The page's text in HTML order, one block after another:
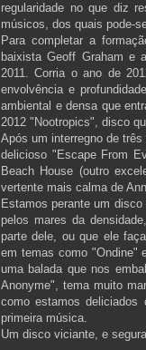
regularidade no que diz
músicos, dos quais pode-
Para completar a
baixista Geoff Graham e
2011. Corria o ano de
envolvência e
ambiental e densa que
2012 "Nootropics", disco
Após um interregno de
delicioso "Escape From
Beach House (outro
vertente mais calma de
Estamos perante um
pelos mares da
parte dele, ou que ele
em temas como "Ondine"
uma balada que nos
Anonyme", tema muito
como estamos
primeira música.
Um disco viciante, e